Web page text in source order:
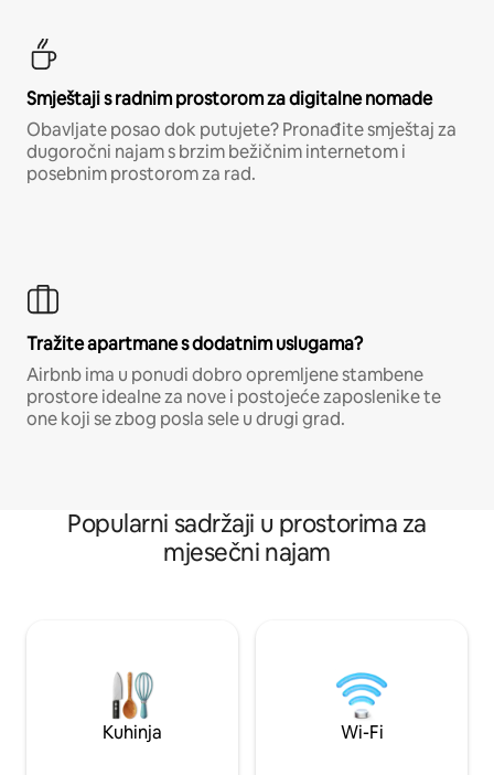
Smještaji s radnim prostorom za digitalne nomade
Obavljate posao dok putujete? Pronađite smještaj za
dugoročni najam s brzim bežičnim internetom i
posebnim prostorom za rad.
Tražite apartmane s dodatnim uslugama?
Airbnb ima u ponudi dobro opremljene stambene
prostore idealne za nove i postojeće zaposlenike te
one koji se zbog posla sele u drugi grad.
Popularni sadržaji u prostorima za
mjesečni najam
Kuhinja Wi-Fi